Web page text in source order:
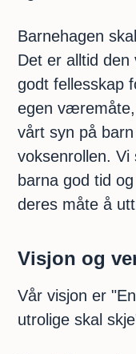
Barnehagen
Det er alltid
godt fellesskap
egen
vårt syn på
voksenrollen.
barna god tid
deres måte å
Visjon og
Vår visjon er
utrolige skal